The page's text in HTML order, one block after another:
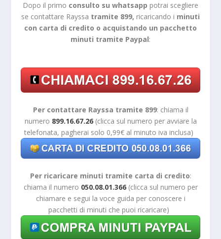
Dopo il primo consulto su whatsapp potrai scegliere
se contattare Rayssa tramite 899, ricaricando i minuti
con carta di credito o acquistando un pacchetto
minuti tramite Paypal:
Per contattare Rayssa tramite 899: chiama il
numero 899.16.67.26(clicca sul numero per avviare la
telefonata, pagherai solo 0,99€ al minuto iva inclusa)
Per ricaricare minuti tramite carta di credito:
chiama il numero 050.08.01.366(clicca sul numero per
chiamare e segui la voce guida per conoscere i
pacchetti di minuti che puoi ricaricare)